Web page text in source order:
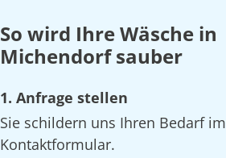
So wird Ihre Wäsche in
Michendorf sauber
1. Anfrage stellen
Sie schildern uns Ihren Bedarf im
Kontaktformular.